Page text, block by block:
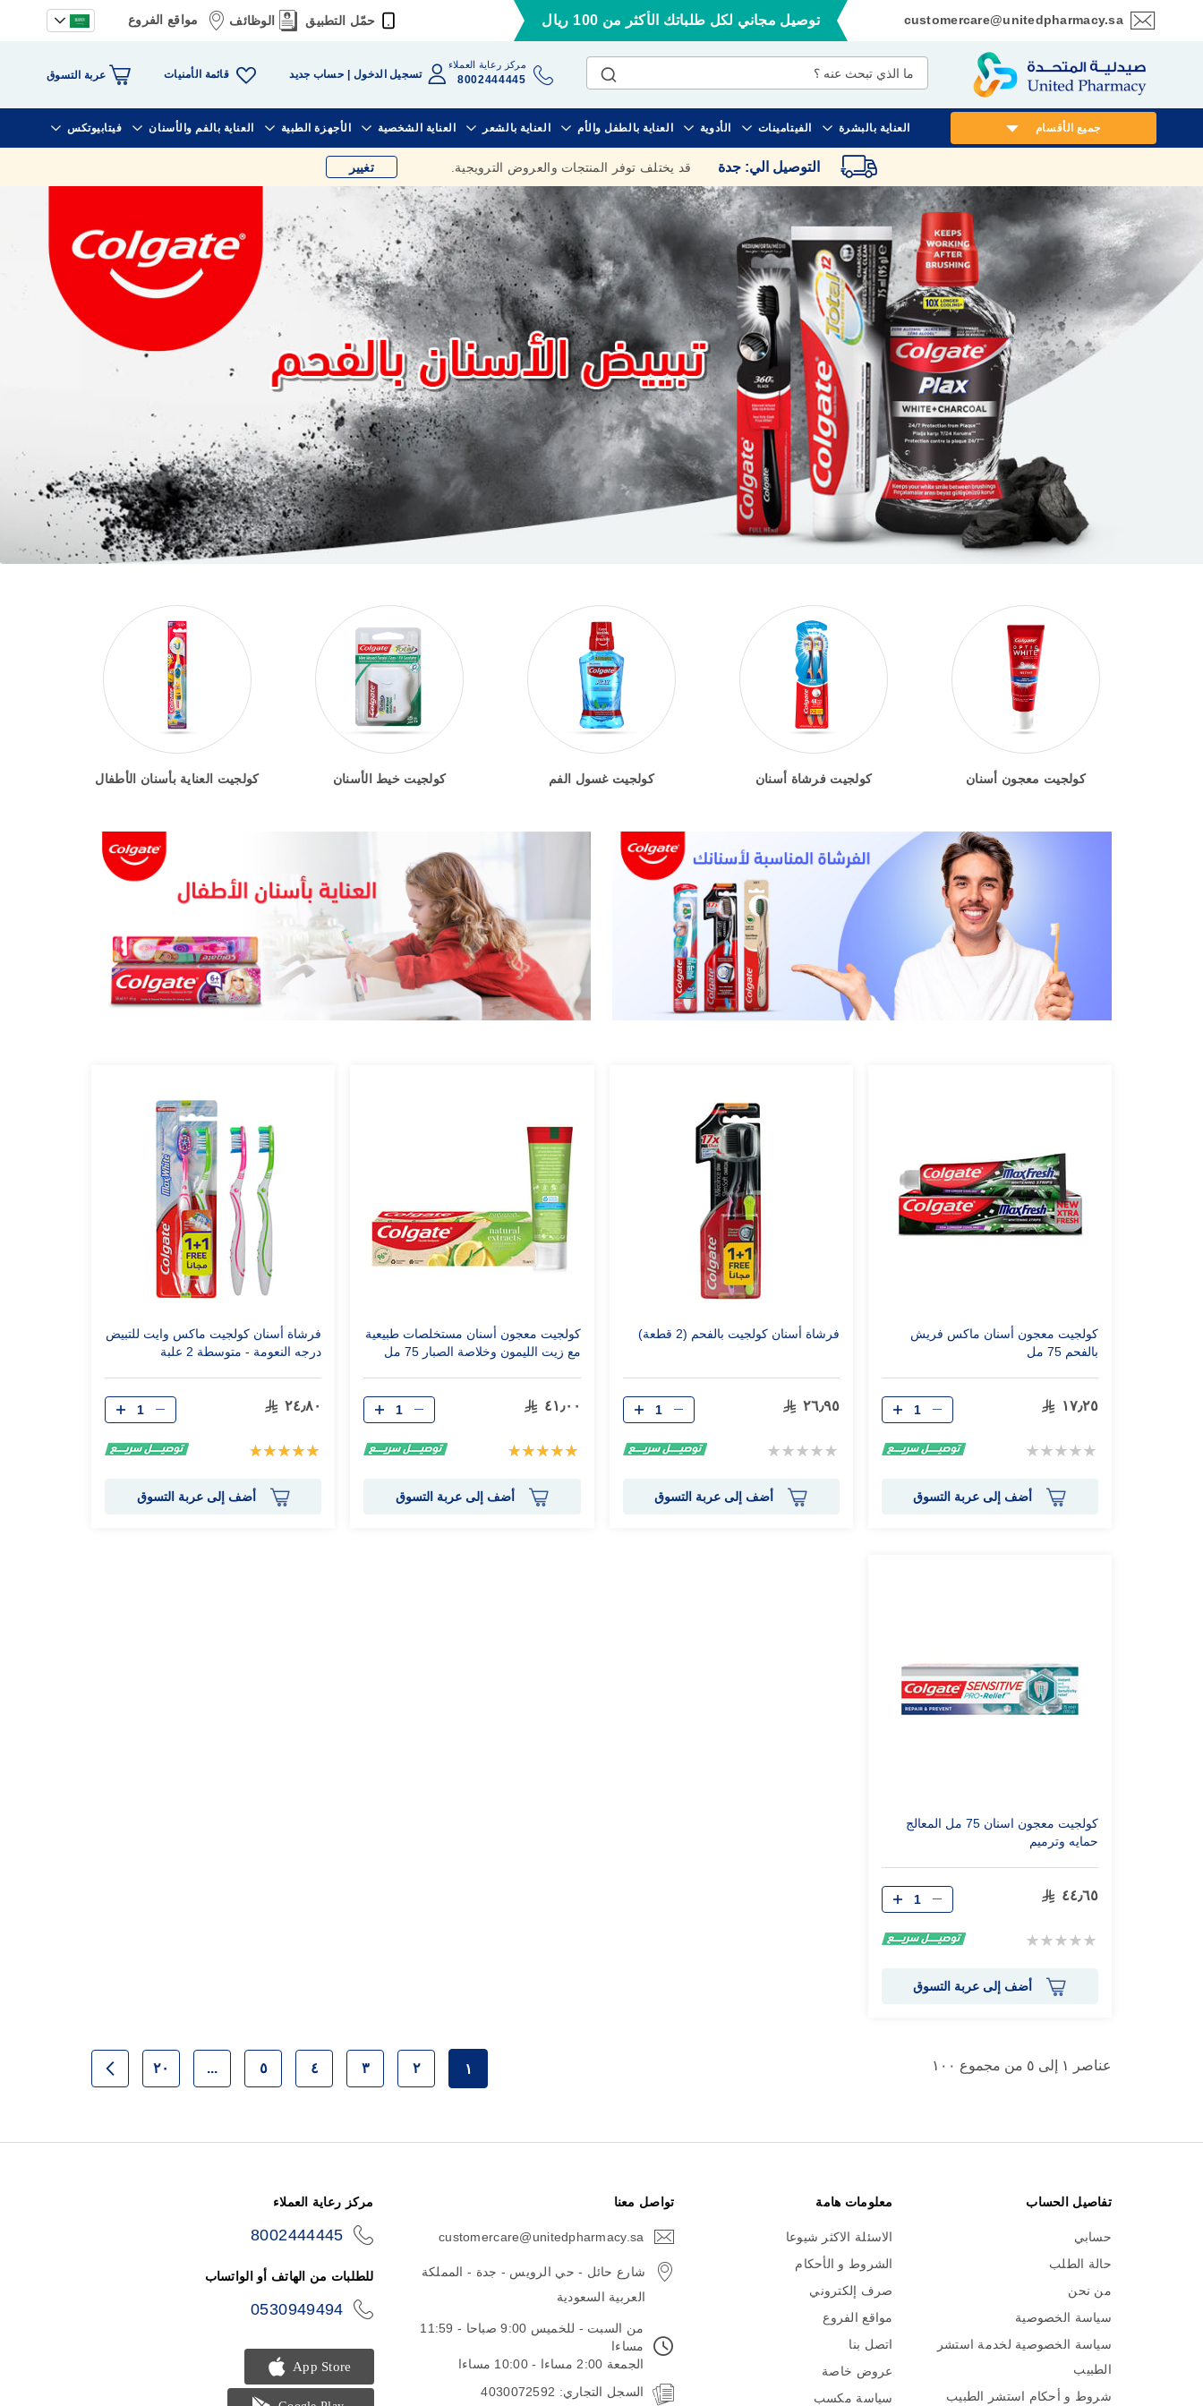
customercare@unitedpharmacy.sa
تخطي
المحتوى
توصيل مجاني لكل طلباتك الأكثر من 100 ريال حمّل التطبيق الوظائف مواقع الفروع
مركز رعاية العملاء
8002444445 تسجيل الدخول حساب جديد قائمة الأمنيات عربة التسوق
العناية بالبشرة الفيتامينات الأدوية العناية بالطفل والأم العناية بالشعر العناية الشخصية الأجهزة الطبية العناية بالفم والأسنان فيتابيوتكس جميع الأقسام
التوصيل الي: جدة قد يختلف توفر المنتجات والعروض الترويجية. تغيير
كولجيت معجون أسنان كولجيت فرشاة أسنان كولجيت غسول الفم كولجيت خيط الأسنان كولجيت العناية بأسنان الأطفال
كولجيت معجون أسنان ماكس فريش
بالفحم 75 مل
١٧٫٢٥
Rating:
أضف إلى عربة التسوق
فرشاة أسنان كولجيت بالفحم (2 قطعة)
٢٦٫٩٥
Rating:
أضف إلى عربة التسوق
كولجيت معجون أسنان مستخلصات طبيعية
مع زيت الليمون وخلاصة الصبار 75 مل
٤١٫٠٠
تقييم:
أضف إلى عربة التسوق
فرشاة أسنان كولجيت ماكس وايت للتبيض
درجه النعومة - متوسطة 2 علبة
٢٤٫٨٠
تقييم:
أضف إلى عربة التسوق
كولجيت معجون اسنان 75 مل المعالج
حمايه وترميم
٤٤٫٦٥
Rating:
أضف إلى عربة التسوق
عناصر ١ إلى ٥ من مجموع ١٠٠
حاليا انت تقرأ الصفحة١ حقيبة٢ حقيبة٣ حقيبة٤ حقيبة٥ ... حقيبة٢٠ حقيبة
التالي
تفاصيل الحساب
حسابي
حالة الطلب
من نحن
سياسة الخصوصية
سياسة الخصوصية لخدمة استشر
الطبيب
شروط و أحكام استشر الطبيب
معلومات هامة
الاسئلة الاكثر شيوعا
الشروط و الأحكام
صرف إلكتروني
مواقع الفروع
اتصل بنا
عروض خاصة
سياسة مكسب
تواصل معنا
customercare@unitedpharmacy.sa
شارع حائل - حي الرويس - جدة - المملكة
العربية السعودية
من السبت - للخميس 9:00 صباحا - 11:59
مساءا
الجمعة 2:00 مساءا - 10:00 مساءا
السجل التجاري: 4030072592
مركز رعاية العملاء
8002444445
للطلبات من الهاتف أو الواتساب
0530949494